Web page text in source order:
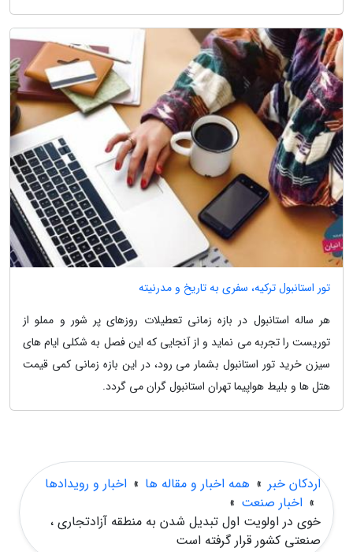
تور استانبول ترکیه، سفری به تاریخ و مدرنیته
هر ساله استانبول در بازه زمانی تعطیلات روزهای پر شور و مملو از
توریست را تجربه می نماید و از آنجایی که این فصل به شکلی ایام های
سیزن خرید تور استانبول بشمار می رود، در این بازه زمانی کمی قیمت
هتل ها و بلیط هواپیما تهران استانبول گران می گردد.
اردکان خبر » همه اخبار و مقاله ها » اخبار و رویدادها
» اخبار صنعت »
خوی در اولویت اول تبدیل شدن به منطقه آزادتجاری ،
صنعتی کشور قرار گرفته است